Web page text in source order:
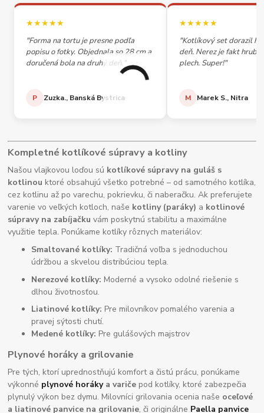
★★★★★
"Forma na tortu je presne podľa
popisu o fotky. Objednala so 28 cm a
doručená bola na druhý deň."
P Zuzka., Banská Bystrica
★★★★★
"Kotlíkový set dorazil
deň. Nerez je fakt
plech. Super!"
M Marek S., Nitra
Kompletné kotlíkové súpravy a kotliny
Našou vlajkovou loďou sú kotlíkové súpravy na guláš s
kotlinou ktoré obsahujú všetko potrebné – od samotného kotlíka,
cez kotlinu až po varechu, pokrievku, či naberačku. Ak preferujete
varenie vo veľkých kotloch, naše kotliny (paráky) a kotlinové
súpravy na zabíjačku vám poskytnú stabilitu a maximálne
využitie tepla. Ponúkame kotlíky rôznych materiálov:
Smaltované kotlíky: Tradičná voľba s jednoduchou
údržbou a skvelou distribúciou tepla.
Nerezové kotlíky: Moderné a vysoko odolné riešenie s
dlhou životnosťou.
Liatinové kotlíky: Pre milovníkov pomalého varenia a
pravej sýtosti chutí.
Medené kotlíky: Pre gulášových majstrov
Plynové horáky a grilovanie
Pre tých, ktorí uprednostňujú komfort a čistú prácu, ponúkame
výkonné plynové horákya variče pod kotlíky, ktoré zabezpečia
plynulý výkon bez dymu. Milovníci grilovania ocenia naše oceľové
a liatinové panvice na grilovanie, či originálne Paella panvice